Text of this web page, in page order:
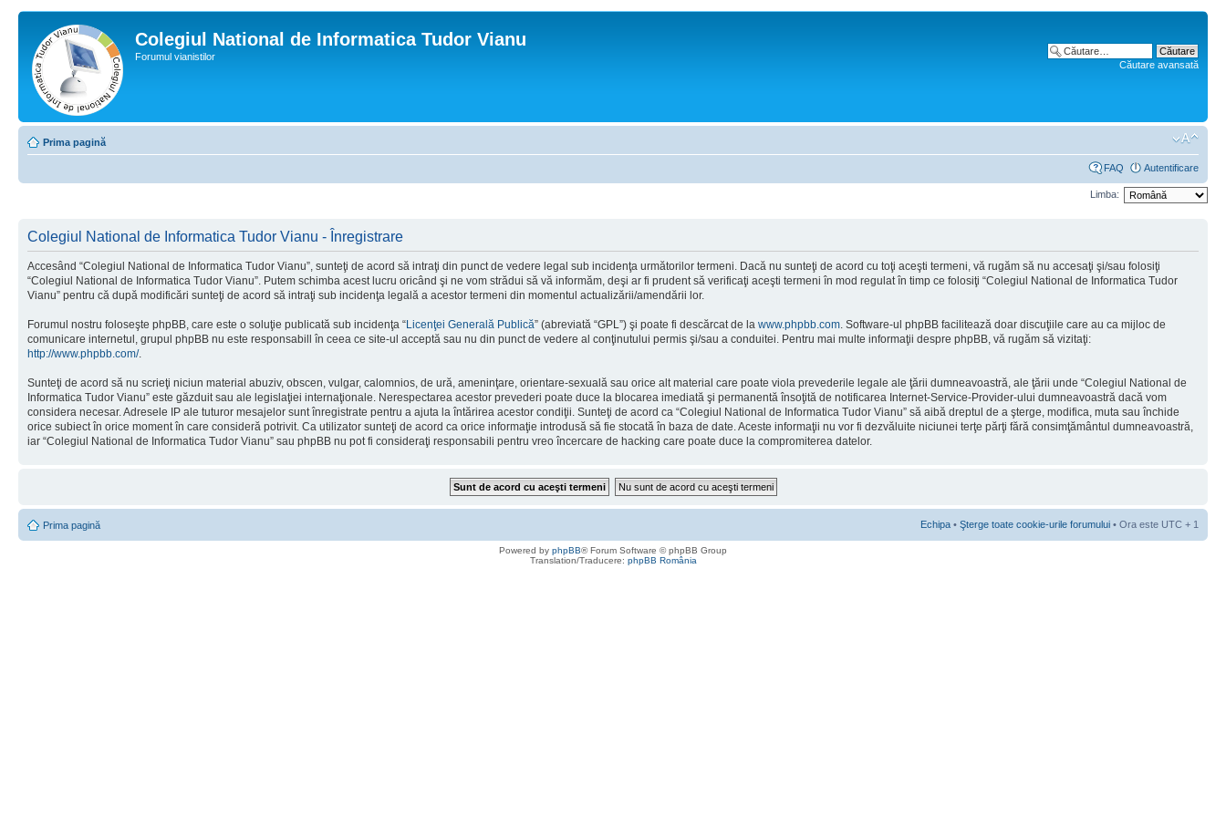
Colegiul National de Informatica Tudor Vianu
Forumul vianistilor
Căutare avansată
Prima pagină
FAQ Autentificare
Limba:
Colegiul National de Informatica Tudor Vianu - Înregistrare
Accesând “Colegiul National de Informatica Tudor Vianu”, sunteţi de acord să intraţi din punct de vedere legal sub incidenţa următorilor termeni. Dacă nu sunteţi de acord cu toţi aceşti termeni, vă rugăm să nu accesaţi şi/sau folosiţi
“Colegiul National de Informatica Tudor Vianu”. Putem schimba acest lucru oricând şi ne vom strădui să vă informăm, deşi ar fi prudent să verificaţi aceşti termeni în mod regulat în timp ce folosiţi “Colegiul National de Informatica Tudor
Vianu” pentru că după modificări sunteţi de acord să intraţi sub incidenţa legală a acestor termeni din momentul actualizării/amendării lor.
Forumul nostru foloseşte phpBB, care este o soluţie publicată sub incidenţa “Licenţei Generală Publică” (abreviată “GPL”) şi poate fi descărcat de la www.phpbb.com . Software-ul phpBB facilitează doar discuţiile care au ca mijloc de
comunicare internetul, grupul phpBB nu este responsabill în ceea ce site-ul acceptă sau nu din punct de vedere al conţinutului permis şi/sau a conduitei. Pentru mai multe informaţii despre phpBB, vă rugăm să vizitaţi:
http://www.phpbb.com/.
Sunteţi de acord să nu scrieţi niciun material abuziv, obscen, vulgar, calomnios, de ură, ameninţare, orientare-sexuală sau orice alt material care poate viola prevederile legale ale ţării dumneavoastră, ale ţării unde “Colegiul National de
Informatica Tudor Vianu” este găzduit sau ale legislaţiei internaţionale. Nerespectarea acestor prevederi poate duce la blocarea imediată şi permanentă însoţită de notificarea Internet-Service-Provider-ului dumneavoastră dacă vom
considera necesar. Adresele IP ale tuturor mesajelor sunt înregistrate pentru a ajuta la întărirea acestor condiţii. Sunteţi de acord ca “Colegiul National de Informatica Tudor Vianu” să aibă dreptul de a şterge, modifica, muta sau închide
orice subiect în orice moment în care consideră potrivit. Ca utilizator sunteţi de acord ca orice informaţie introdusă să fie stocată în baza de date. Aceste informaţii nu vor fi dezvăluite niciunei terţe părţi fără consimţământul dumneavoastră,
iar “Colegiul National de Informatica Tudor Vianu” sau phpBB nu pot fi consideraţi responsabili pentru vreo încercare de hacking care poate duce la compromiterea datelor.
Prima pagină Echipa • Şterge toate cookie-urile forumului • Ora este UTC + 1
Powered by phpBB® Forum Software © phpBB Group
Translation/Traducere: phpBB România